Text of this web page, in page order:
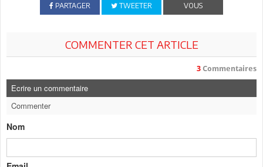
PARTAGER TWEETER
VOUS
COMMENTER CET ARTICLE
3 Commentaires
Ecrire un commentaire
Commenter
Nom